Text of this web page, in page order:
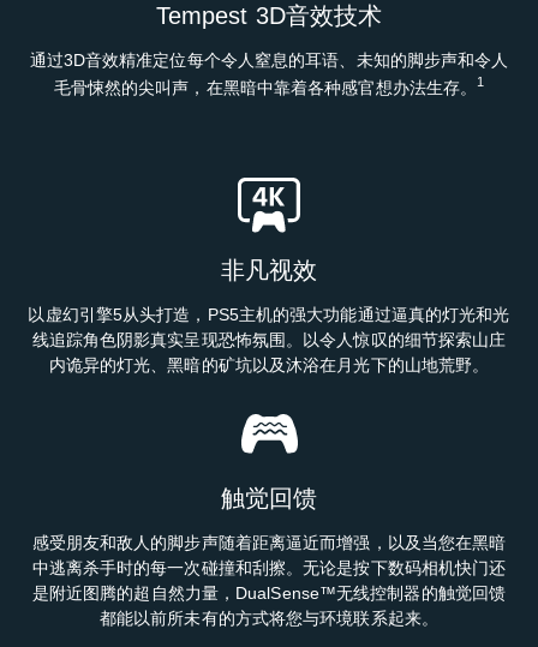
Tempest 3D音效技术
通过3D音效精准定位每个令人窒息的耳语、未知的脚步声和令人
毛骨悚然的尖叫声，在黑暗中靠着各种感官想办法生存。1
非凡视效
以虚幻引擎5从头打造，PS5主机的强大功能通过逼真的灯光和光
线追踪角色阴影真实呈现恐怖氛围。以令人惊叹的细节探索山庄
内诡异的灯光、黑暗的矿坑以及沐浴在月光下的山地荒野。
触觉回馈
感受朋友和敌人的脚步声随着距离逼近而增强，以及当您在黑暗
中逃离杀手时的每一次碰撞和刮擦。无论是按下数码相机快门还
是附近图腾的超自然力量，DualSense™无线控制器的触觉回馈
都能以前所未有的方式将您与环境联系起来。